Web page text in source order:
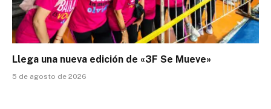
Llega una nueva edición de «3F Se Mueve»
5 de agosto de 2026